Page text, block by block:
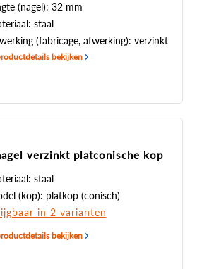
(nagel): 32 mm
staal
(fabricage, afwerking): verzinkt
bekijken
verzinkt platconische kop
staal
(kop): platkop (conisch)
in 2 varianten
bekijken